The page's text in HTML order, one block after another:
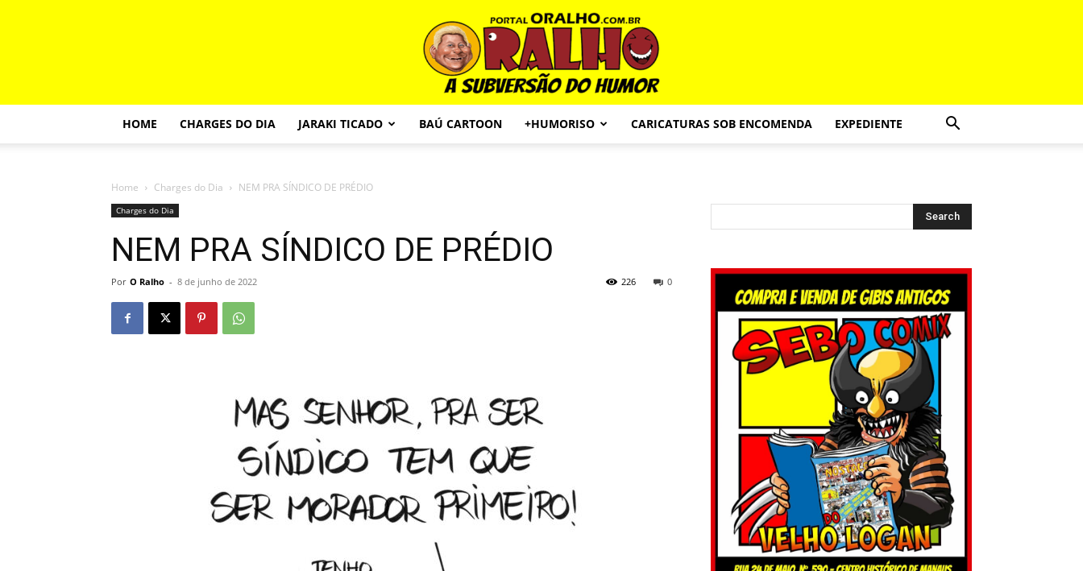
O
HOME CHARGES DO DIA JARAKI TICADO BAÚ CARTOON +HUMORISO CARICATURAS SOB ENCOMENDA EXPEDIENTE
Home Charges do Dia NEM PRA SÍNDICO DE PRÉDIO
Charges do Dia
NEM PRA SÍNDICO DE PRÉDIO
Por O Ralho - 8 de junho de 2022 0
226